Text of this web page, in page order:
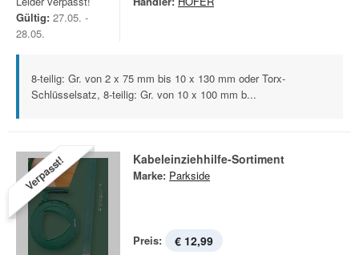
Gültig: 27.05. -
28.05.
8-teilig: Gr. von 2 x 75 mm bis 10 x 130 mm oder Torx-
Schlüsselsatz, 8-teilig: Gr. von 10 x 100 mm b...
Verpasst! Kabeleinziehhilfe-Sortiment
Marke: Parkside
Preis: € 12,99